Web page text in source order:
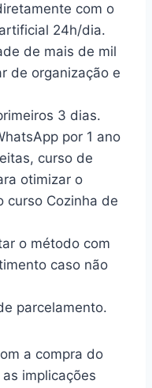
com o
24h/dia.
de mais de mil
de organização e
3 dias.
por 1 ano
curso de
otimizar o
curso Cozinha de
o método com
caso não
parcelamento.
a compra do
implicações